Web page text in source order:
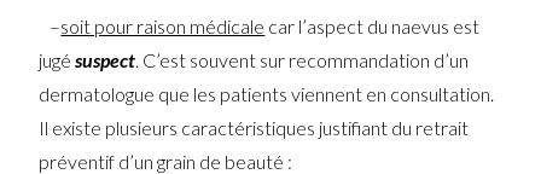
–soit pour raison médicale car l’aspect du naevus est
jugésuspect. C’est souvent sur recommandation d’un
dermatologue que les patients viennent en consultation.
Il existe plusieurs caractéristiques justifiant du retrait
préventif d’un grain de beauté :